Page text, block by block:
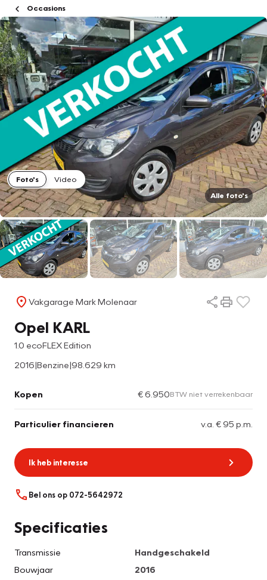
Occasions
Foto's
Video
Alle foto's
Vakgarage Mark Molenaar
Opel KARL
1.0 ecoFLEX Edition
2016|Benzine|98.629 km
Kopen € 6.950BTW niet verrekenbaar
Particulier financieren v.a. € 95 p.m.
Ik heb interesse
Bel ons op 072-5642972
Specificaties
Transmissie
Handgeschakeld
Bouwjaar
2016